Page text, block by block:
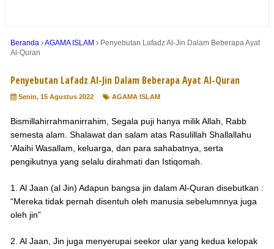
Beranda AGAMA ISLAM
Penyebutan Lafadz Al-Jin Dalam Beberapa Ayat
Al-Quran
Penyebutan Lafadz Al-Jin Dalam Beberapa Ayat Al-Quran
Senin, 15 Agustus 2022 AGAMA ISLAM
Bismillahirrahmanirrahim, Segala puji hanya milik Allah, Rabb
semesta alam. Shalawat dan salam atas Rasulillah Shallallahu
'Alaihi Wasallam, keluarga, dan para sahabatnya, serta
pengikutnya yang selalu dirahmati dan Istiqomah.
1. Al Jaan (al Jin) Adapun bangsa jin dalam Al-Quran disebutkan :
“Mereka tidak pernah disentuh oleh manusia sebelumnnya juga
oleh jin”
2. Al Jaan, Jin juga menyerupai seekor ular yang kedua kelopak